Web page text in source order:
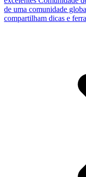
de uma comunidade
compartilham dicas e